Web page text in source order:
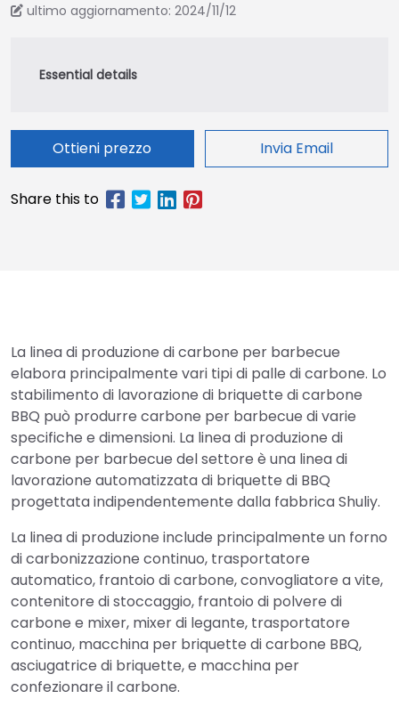
ultimo aggiornamento: 2024/11/12
Ottieni prezzo Invia Email
La linea di produzione di carbone per barbecue
elabora principalmente vari tipi di palle di carbone. Lo
stabilimento di lavorazione di briquette di carbone
BBQ può produrre carbone per barbecue di varie
specifiche e dimensioni. La linea di produzione di
carbone per barbecue del settore è una linea di
lavorazione automatizzata di briquette di BBQ
progettata indipendentemente dalla fabbrica Shuliy.
La linea di produzione include principalmente un forno
di carbonizzazione continuo, trasportatore
automatico, frantoio di carbone, convogliatore a vite,
contenitore di stoccaggio, frantoio di polvere di
carbone e mixer, mixer di legante, trasportatore
continuo, macchina per briquette di carbone BBQ,
asciugatrice di briquette, e macchina per
confezionare il carbone.